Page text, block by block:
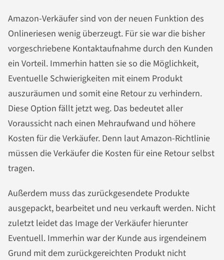
Amazon-Verkäufer sind von der neuen Funktion des
Onlineriesen wenig überzeugt. Für sie war die bisher
vorgeschriebene Kontaktaufnahme durch den Kunden
ein Vorteil. Immerhin hatten sie so die Möglichkeit,
Eventuelle Schwierigkeiten mit einem Produkt
auszuräumen und somit eine Retour zu verhindern.
Diese Option fällt jetzt weg. Das bedeutet aller
Voraussicht nach einen Mehraufwand und höhere
Kosten für die Verkäufer. Denn laut Amazon-Richtlinie
müssen die Verkäufer die Kosten für eine Retour selbst
tragen.
Außerdem muss das zurückgesendete Produkte
ausgepackt, bearbeitet und neu verkauft werden. Nicht
zuletzt leidet das Image der Verkäufer hierunter
Eventuell. Immerhin war der Kunde aus irgendeinem
Grund mit dem zurückgereichten Produkt nicht